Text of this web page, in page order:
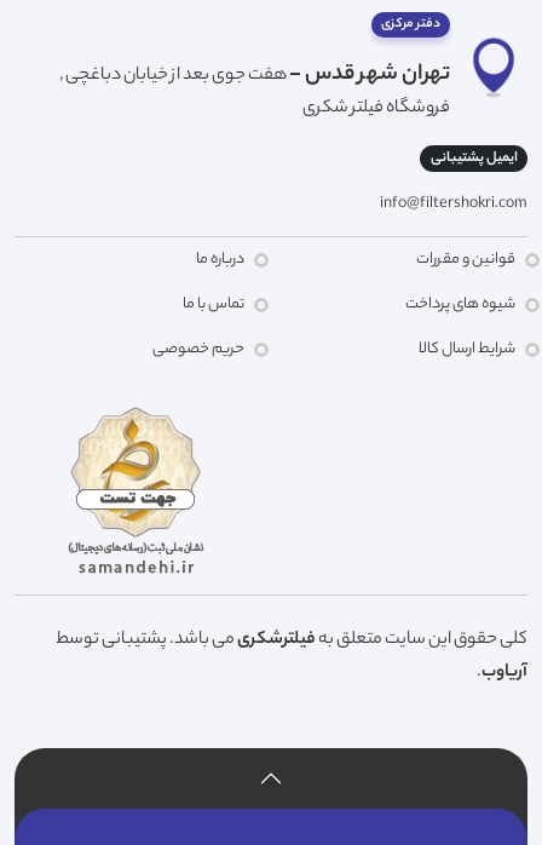
دفتر مرکزی
تهران شهر قدس -هفت جوی بعد از خیابان دباغچی ,
فروشگاه فیلتر شکری
ایمیل پشتیبانی
info@filtershokri.com
قوانین و مقررات
شیوه های پرداخت
شرایط ارسال کالا
درباره ما
تماس با ما
حریم خصوصی
کلی حقوق این سایت متعلق بهفیلترشکریمی باشد. پشتیبانی توسط
آریاوب.